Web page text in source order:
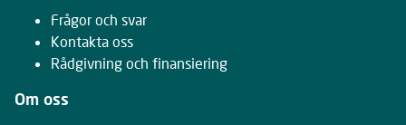
Frågor och svar
Kontakta oss
Rådgivning och finansiering
Om oss